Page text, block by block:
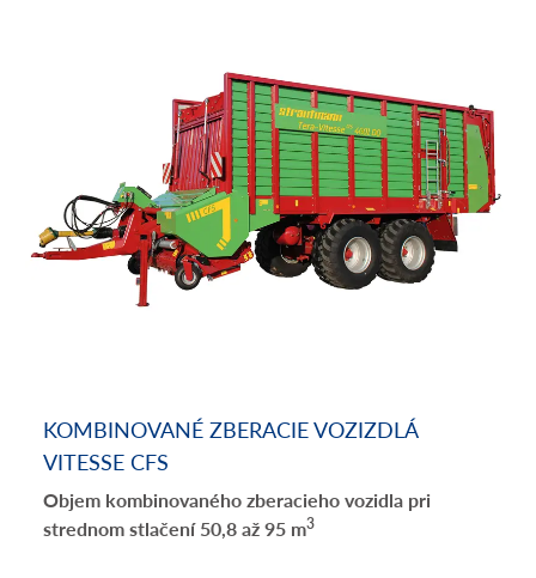
KOMBINOVANÉ ZBERACIE VOZIZDLÁ
VITESSE CFS
Objem kombinovaného zberacieho vozidla pri
strednom stlačení 50,8 až 95 m3